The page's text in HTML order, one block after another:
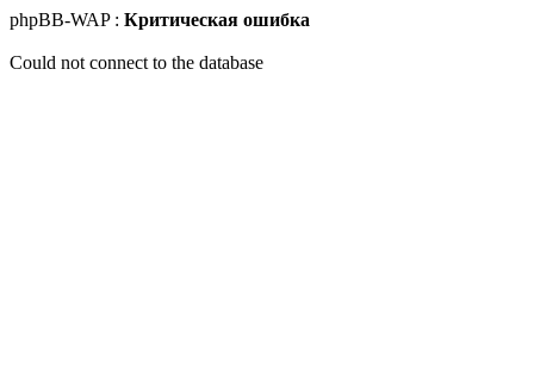
phpBB-WAP : Критическая ошибка
Could not connect to the database